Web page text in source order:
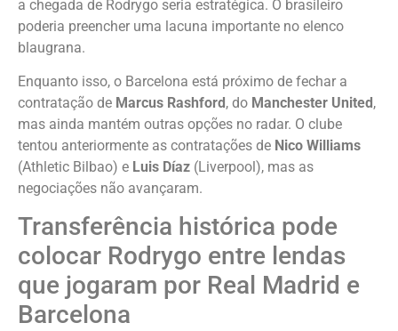
a chegada de Rodrygo seria estratégica. O brasileiro
poderia preencher uma lacuna importante no elenco
blaugrana.
Enquanto isso, o Barcelona está próximo de fechar a
contratação de Marcus Rashford, do Manchester United,
mas ainda mantém outras opções no radar. O clube
tentou anteriormente as contratações de Nico Williams
(Athletic Bilbao) e Luis Díaz (Liverpool), mas as
negociações não avançaram.
Transferência histórica pode
colocar Rodrygo entre lendas
que jogaram por Real Madrid e
Barcelona